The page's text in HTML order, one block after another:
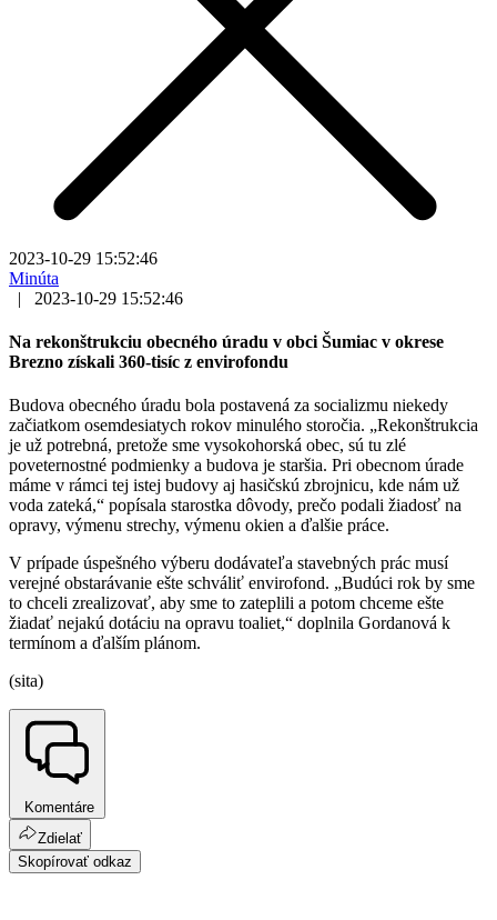
2023-10-29 15:52:46
Minúta
|
2023-10-29 15:52:46
Na rekonštrukciu obecného úradu v obci Šumiac v okrese
Brezno získali 360-tisíc z envirofondu
Budova obecného úradu bola postavená za socializmu niekedy
začiatkom osemdesiatych rokov minulého storočia. „Rekonštrukcia
je už potrebná, pretože sme vysokohorská obec, sú tu zlé
poveternostné podmienky a budova je staršia. Pri obecnom úrade
máme v rámci tej istej budovy aj hasičskú zbrojnicu, kde nám už
voda zateká,“ popísala starostka dôvody, prečo podali žiadosť na
opravy, výmenu strechy, výmenu okien a ďalšie práce.
V prípade úspešného výberu dodávateľa stavebných prác musí
verejné obstarávanie ešte schváliť envirofond. „Budúci rok by sme
to chceli zrealizovať, aby sme to zateplili a potom chceme ešte
žiadať nejakú dotáciu na opravu toaliet,“ doplnila Gordanová k
termínom a ďalším plánom.
(sita)
Komentáre
Zdielať
Skopírovať odkaz